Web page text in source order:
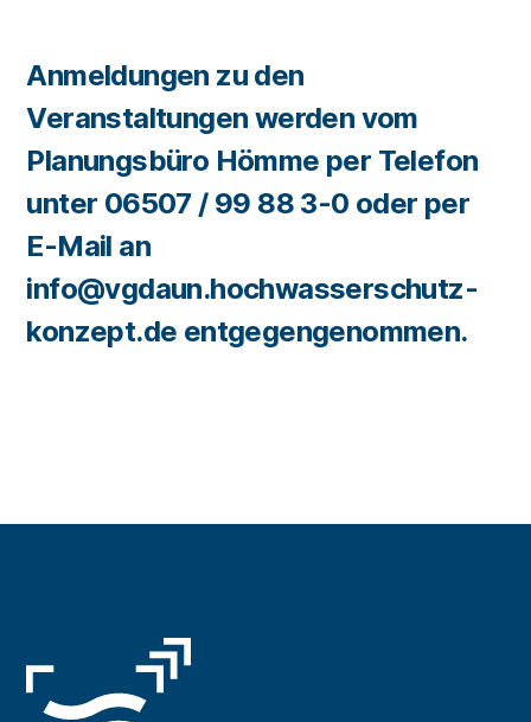
Anmeldungen zu den
Veranstaltungen werden vom
Planungsbüro Hömme per Telefon
unter 06507 / 99 88 3-0 oder per
E-Mail an
info@vgdaun.hochwasserschutz-
konzept.de entgegengenommen.